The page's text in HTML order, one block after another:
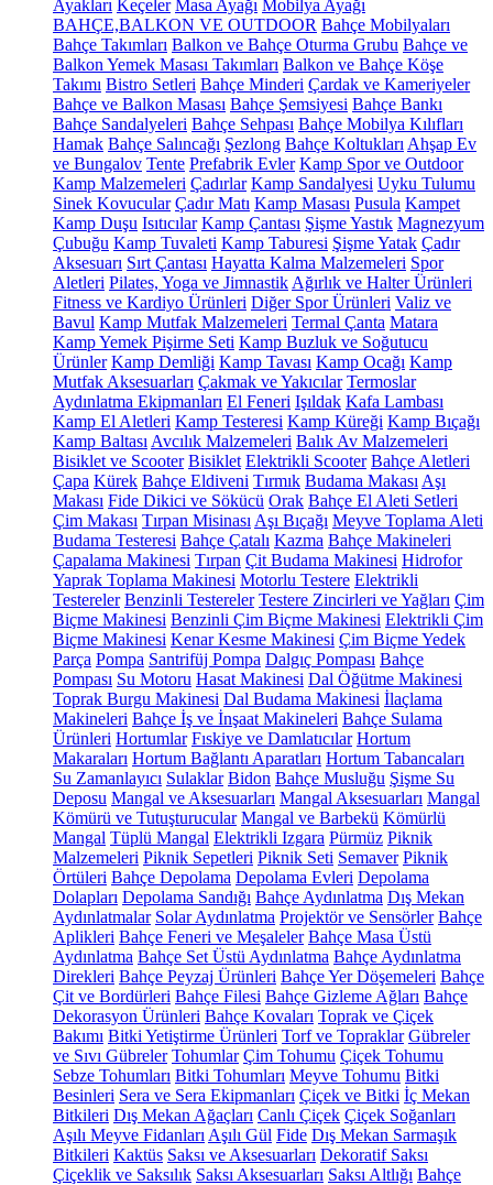
Ayakları Keçeler Masa Ayağı Mobilya Ayağı
BAHÇE,BALKON VE OUTDOOR Bahçe Mobilyaları
Bahçe Takımları Balkon ve Bahçe Oturma Grubu Bahçe ve
Balkon Yemek Masası Takımları Balkon ve Bahçe Köşe
Takımı Bistro Setleri Bahçe Minderi Çardak ve Kameriyeler
Bahçe ve Balkon Masası Bahçe Şemsiyesi Bahçe Bankı
Bahçe Sandalyeleri Bahçe Sehpası Bahçe Mobilya Kılıfları
Hamak Bahçe Salıncağı Şezlong Bahçe Koltukları Ahşap Ev
ve Bungalov Tente Prefabrik Evler Kamp Spor ve Outdoor
Kamp Malzemeleri Çadırlar Kamp Sandalyesi Uyku Tulumu
Sinek Kovucular Çadır Matı Kamp Masası Pusula Kampet
Kamp Duşu Isıtıcılar Kamp Çantası Şişme Yastık Magnezyum
Çubuğu Kamp Tuvaleti Kamp Taburesi Şişme Yatak Çadır
Aksesuarı Sırt Çantası Hayatta Kalma Malzemeleri Spor
Aletleri Pilates, Yoga ve Jimnastik Ağırlık ve Halter Ürünleri
Fitness ve Kardiyo Ürünleri Diğer Spor Ürünleri Valiz ve
Bavul Kamp Mutfak Malzemeleri Termal Çanta Matara
Kamp Yemek Pişirme Seti Kamp Buzluk ve Soğutucu
Ürünler Kamp Demliği Kamp Tavası Kamp Ocağı Kamp
Mutfak Aksesuarları Çakmak ve Yakıcılar Termoslar
Aydınlatma Ekipmanları El Feneri Işıldak Kafa Lambası
Kamp El Aletleri Kamp Testeresi Kamp Küreği Kamp Bıçağı
Kamp Baltası Avcılık Malzemeleri Balık Av Malzemeleri
Bisiklet ve Scooter Bisiklet Elektrikli Scooter Bahçe Aletleri
Çapa Kürek Bahçe Eldiveni Tırmık Budama Makası Aşı
Makası Fide Dikici ve Sökücü Orak Bahçe El Aleti Setleri
Çim Makası Tırpan Misinası Aşı Bıçağı Meyve Toplama Aleti
Budama Testeresi Bahçe Çatalı Kazma Bahçe Makineleri
Çapalama Makinesi Tırpan Çit Budama Makinesi Hidrofor
Yaprak Toplama Makinesi Motorlu Testere Elektrikli
Testereler Benzinli Testereler Testere Zincirleri ve Yağları Çim
Biçme Makinesi Benzinli Çim Biçme Makinesi Elektrikli Çim
Biçme Makinesi Kenar Kesme Makinesi Çim Biçme Yedek
Parça Pompa Santrifüj Pompa Dalgıç Pompası Bahçe
Pompası Su Motoru Hasat Makinesi Dal Öğütme Makinesi
Toprak Burgu Makinesi Dal Budama Makinesi İlaçlama
Makineleri Bahçe İş ve İnşaat Makineleri Bahçe Sulama
Ürünleri Hortumlar Fıskiye ve Damlatıcılar Hortum
Makaraları Hortum Bağlantı Aparatları Hortum Tabancaları
Su Zamanlayıcı Sulaklar Bidon Bahçe Musluğu Şişme Su
Deposu Mangal ve Aksesuarları Mangal Aksesuarları Mangal
Kömürü ve Tutuşturucular Mangal ve Barbekü Kömürlü
Mangal Tüplü Mangal Elektrikli Izgara Pürmüz Piknik
Malzemeleri Piknik Sepetleri Piknik Seti Semaver Piknik
Örtüleri Bahçe Depolama Depolama Evleri Depolama
Dolapları Depolama Sandığı Bahçe Aydınlatma Dış Mekan
Aydınlatmalar Solar Aydınlatma Projektör ve Sensörler Bahçe
Aplikleri Bahçe Feneri ve Meşaleler Bahçe Masa Üstü
Aydınlatma Bahçe Set Üstü Aydınlatma Bahçe Aydınlatma
Direkleri Bahçe Peyzaj Ürünleri Bahçe Yer Döşemeleri Bahçe
Çit ve Bordürleri Bahçe Filesi Bahçe Gizleme Ağları Bahçe
Dekorasyon Ürünleri Bahçe Kovaları Toprak ve Çiçek
Bakımı Bitki Yetiştirme Ürünleri Torf ve Topraklar Gübreler
ve Sıvı Gübreler Tohumlar Çim Tohumu Çiçek Tohumu
Sebze Tohumları Bitki Tohumları Meyve Tohumu Bitki
Besinleri Sera ve Sera Ekipmanları Çiçek ve Bitki İç Mekan
Bitkileri Dış Mekan Ağaçları Canlı Çiçek Çiçek Soğanları
Aşılı Meyve Fidanları Aşılı Gül Fide Dış Mekan Sarmaşık
Bitkileri Kaktüs Saksı ve Aksesuarları Dekoratif Saksı
Çiçeklik ve Saksılık Saksı Aksesuarları Saksı Altlığı Bahçe